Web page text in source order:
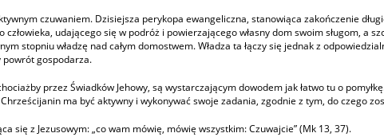
czuwaniem. Dzisiejsza perykopa ewangeliczna, stanowiąca zakończenie
udającego się w podróż i powierzającego własny dom swoim sługom, a
stopniu władzę nad całym domostwem. Władza ta łączy się jednak z
powrót gospodarza.
przez Świadków Jehowy, są wystarczającym dowodem jak łatwo tu o
ma być aktywny i wykonywać swoje zadania, zgodnie z tym, do czego
się z Jezusowym: „co wam mówię, mówię wszystkim: Czuwajcie” (Mk 13, 37).